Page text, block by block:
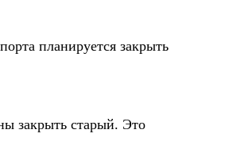
планируется закрыть
закрыть старый. Это